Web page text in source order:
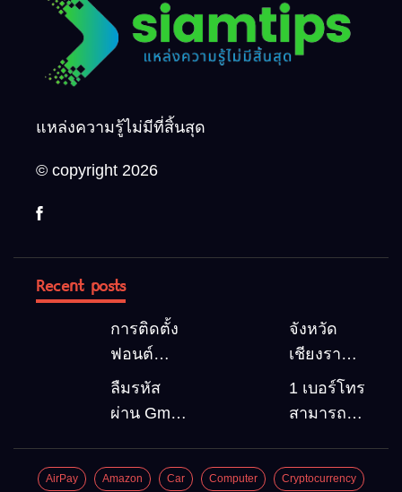
แหล่งความรู้ไม่มีที่สิ้นสุด
© copyright 2026
Recent posts
การติดตั้ง
ฟอนต์
(Font)
ลงบน
จังหวัด
เชียงราย 5
สถานที่
ท่องเที่ยว
ลืมรหัส
ผ่าน Gmail
Google
1 เบอร์โทร
สามารถ
Gmail
AirPay Amazon Car Computer Cryptocurrency